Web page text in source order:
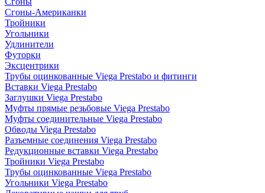
Сгоны-Американки
Тройники
Угольники
Удлинители
Футорки
Эксцентрики
Трубы оцинкованные Viega Prestabo и фитинги
Вставки Viega Prestabo
Заглушки Viega Prestabo
Муфты прямые резьбовые Viega Prestabo
Муфты соединительные Viega Prestabo
Обводы Viega Prestabo
Разъемные соединения Viega Prestabo
Редукционные вставки Viega Prestabo
Тройники Viega Prestabo
Трубы оцинкованные Viega Prestabo
Угольники Viega Prestabo